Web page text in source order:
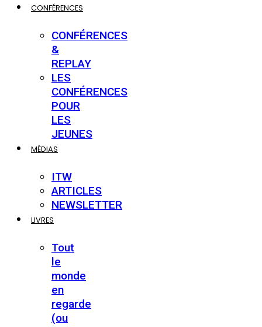
CONFÉRENCES
CONFÉRENCES
&
REPLAY
LES
CONFÉRENCES
POUR
LES
JEUNES
MÉDIAS
ITW
ARTICLES
NEWSLETTER
LIVRES
Tout
le
monde
en
regarde
(ou